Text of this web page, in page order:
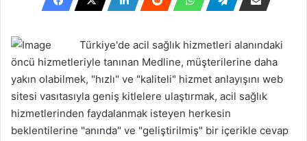
göndermek
Türkiye'de acil sağlık hizmetleri alanındaki
öncü hizmetleriyle tanınan Medline, müşterilerine daha
yakın olabilmek, "hızlı" ve "kaliteli" hizmet anlayışını web
sitesi vasıtasıyla geniş kitlelere ulaştırmak, acil sağlık
hizmetlerinden faydalanmak isteyen herkesin
beklentilerine "anında" ve "geliştirilmiş" bir içerikle cevap